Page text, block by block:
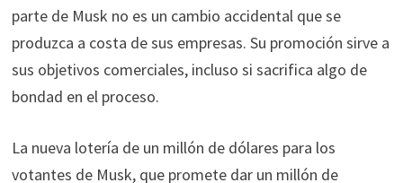
parte de Musk no es un cambio accidental que se
produzca a costa de sus empresas. Su promoción sirve a
sus objetivos comerciales, incluso si sacrifica algo de
bondad en el proceso.
La nueva lotería de un millón de dólares para los
votantes de Musk, que promete dar un millón de